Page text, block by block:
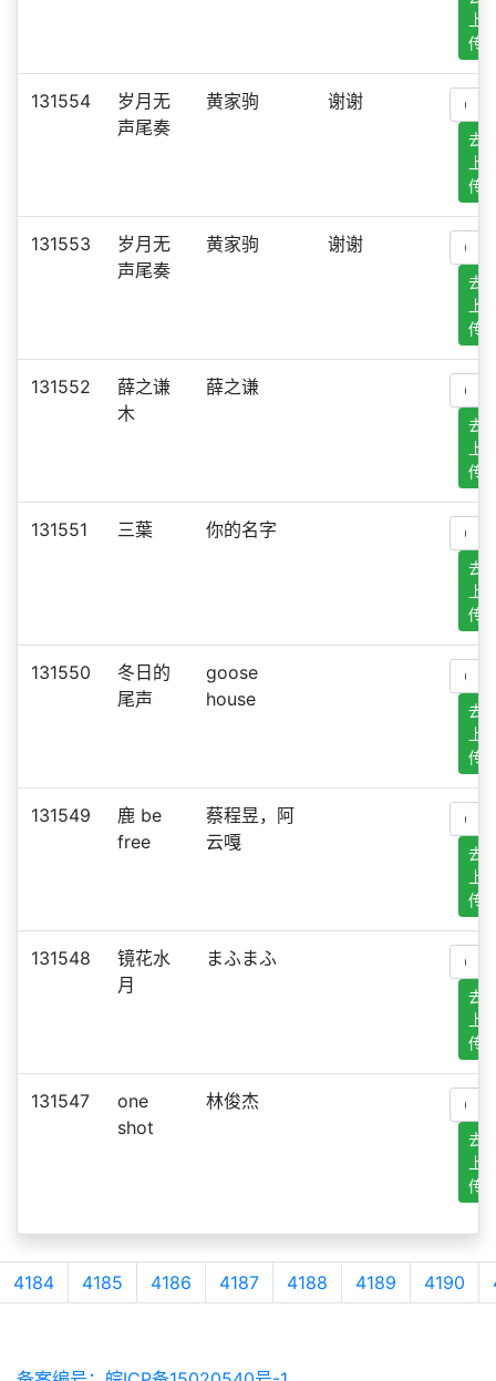
上
传
131554
岁月无
声尾奏
黄家驹 谢谢
去
上
传
131553
岁月无
声尾奏
黄家驹 谢谢
去
上
传
131552
薛之谦
木
薛之谦
去
上
传
131551 三葉 你的名字
去
上
传
131550
冬日的
尾声
goose
house
去
上
传
131549
鹿 be
free
蔡程昱，阿
云嘎
去
上
传
131548
镜花水
月
まふまふ
去
上
传
131547
one
shot
林俊杰
去
上
传
4184 4185 4186 4187 4188 4189 4190